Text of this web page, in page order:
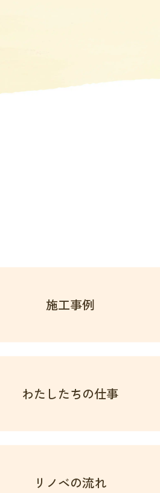
施工事例
わたしたちの仕事
リノベの流れ